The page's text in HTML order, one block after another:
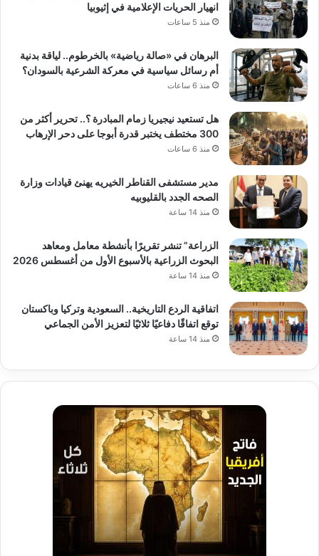
انهيار الحريات الإعلامية في إثيوبيا
منذ 5 ساعات
البرهان في «صالة رياضية» بالخرطوم.. لياقة بدنية
أم رسائل سياسية في معركة الشرعية بالسودان؟
منذ 6 ساعات
هل تستعيد نيجيريا زمام المبادرة ؟.. تحرير أكثر من
300 مختطف يختبر قدرة أبوجا على دحر الإرهاب
منذ 6 ساعات
مدير مستشفى القناطر الخيريه يهنئ قيادات وزارة
الصحه الجدد بالقليوبيه
منذ 14 ساعة
الزراعة” تنشر تقريرًا بأنشطة معامل ومعاهد
البحوث الزراعية بالأسبوع الأول من أغسطس 2026
منذ 14 ساعة
اتفاقية الردع التاريخية.. السعودية وتركيا وباكستان
توقع اتفاقًا دفاعيًا ثلاثيًا لتعزيز الأمن الجماعي
منذ 14 ساعة